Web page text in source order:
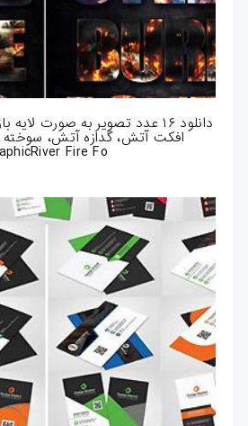
دانلود ۱۶ عدد تصویر به صورت
افکت آتش، گدازه آتش، سوخته
Fire Fo